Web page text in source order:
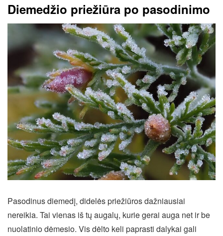
Diemedžio priežiūra po pasodinimo
Pasodinus diemedį, didelės priežiūros dažniausiai
nereikia. Tai vienas iš tų augalų, kurie gerai auga net ir be
nuolatinio dėmesio. Vis dėlto keli paprasti dalykai gali